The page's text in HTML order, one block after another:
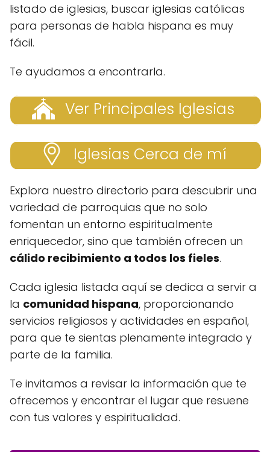
listado de iglesias, buscar iglesias católicas
para personas de habla hispana es muy
fácil.
Te ayudamos a encontrarla.
Ver Principales Iglesias
Iglesias Cerca de mí
Explora nuestro directorio para descubrir una
variedad de parroquias que no solo
fomentan un entorno espiritualmente
enriquecedor, sino que también ofrecen un
cálido recibimiento a todos los fieles.
Cada iglesia listada aquí se dedica a servir a
la comunidad hispana, proporcionando
servicios religiosos y actividades en español,
para que te sientas plenamente integrado y
parte de la familia.
Te invitamos a revisar la información que te
ofrecemos y encontrar el lugar que resuene
con tus valores y espiritualidad.